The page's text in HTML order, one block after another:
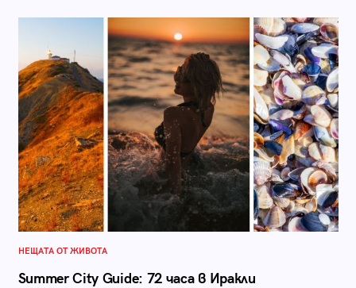
НЕЩАТА ОТ ЖИВОТА
Summer City Guide: 72 часа в Иракли